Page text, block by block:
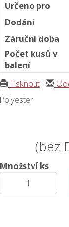
Určeno pro
Dodání
Záruční doba
Počet kusů v
balení
Tisknout
Polyester
(bez
Množství ks